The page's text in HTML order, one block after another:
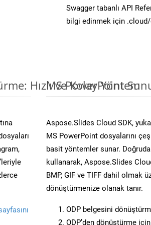
Swagger tabanlı API
bilgi edinmek için
Hızlı ve Kolay Yöntem
MS PowerPoint
Aspose.Slides Cloud SDK,
MS PowerPoint dosyalarını
basit yöntemler sunar. Doğrudan
kullanarak, Aspose.Slides
BMP, GIF ve TIFF dahil olmak
dönüştürmenize olanak tanır.
ODP belgesini
ODP’den dönüştürme